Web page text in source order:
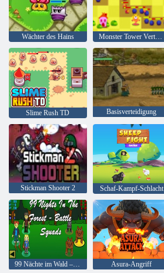
Wächter des Hains Monster Tower Verteidigung
Slime Rush TD Basisverteidigung
Stickman Shooter 2 Schaf-Kampf-Schlacht
99 Nächte im Wald – Battle Squads Asura-Angriff